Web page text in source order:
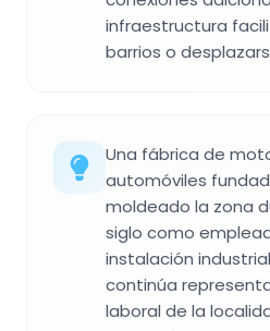
infraestructura
barrios o
Una fábrica de
automóviles
moldeado la zona
siglo como
instalación
continúa
laboral de la